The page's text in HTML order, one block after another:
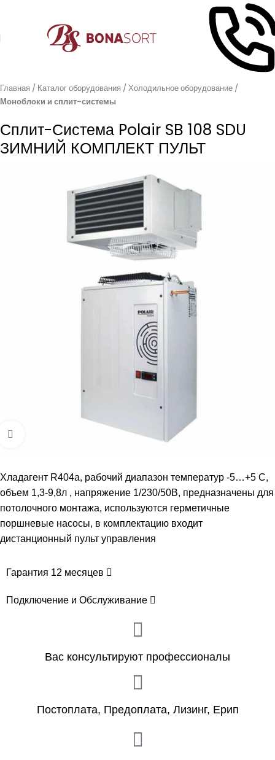
Главная Каталог оборудования
Холодильное оборудование
Моноблоки и сплит-системы
Сплит-Система Polair SB 108 SDU
ЗИМНИЙ КОМПЛЕКТ ПУЛЬТ
Хладагент R404a, рабочий диапазон температур -5…+5 С,
объем 1,3-9,8л , напряжение 1/230/50В, предназначены для
потолочного монтажа, используются герметичные
поршневые насосы, в комплектацию входит
дистанционный пульт управления
Гарантия 12 месяцев
Подключение и Обслуживание
Вас консультируют профессионалы
Постоплата, Предоплата, Лизинг, Ерип